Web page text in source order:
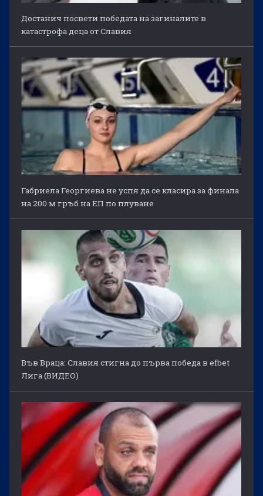
Достанич посвети победата на загиналите в
катастрофа деца от Славия
Габриела Георгиева не успя да се класира за финала
на 200 м гръб на ЕП по плуване
Във Враца: Славия стигна до първа победа в efbet
Лига (ВИДЕО)